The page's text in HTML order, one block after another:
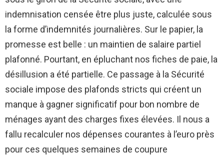
indemnisation censée être plus juste, calculée sous
la forme d’indemnités journalières. Sur le papier, la
promesse est belle : un maintien de salaire partiel
plafonné. Pourtant, en épluchant nos fiches de paie, la
désillusion a été partielle. Ce passage à la Sécurité
sociale impose des plafonds stricts qui créent un
manque à gagner significatif pour bon nombre de
ménages ayant des charges fixes élevées. Il nous a
fallu recalculer nos dépenses courantes à l’euro près
pour ces quelques semaines de coupure